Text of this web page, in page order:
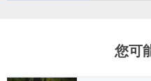
您可